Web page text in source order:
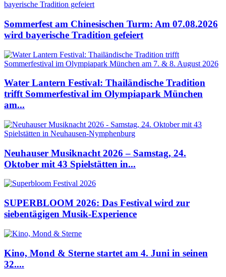
Sommerfest am Chinesischen Turm: Am 07.08.2026
wird bayerische Tradition gefeiert
Water Lantern Festival: Thailändische Tradition
trifft Sommerfestival im Olympiapark München
am...
Neuhauser Musiknacht 2026 – Samstag, 24.
Oktober mit 43 Spielstätten in...
SUPERBLOOM 2026: Das Festival wird zur
siebentägigen Musik-Experience
Kino, Mond & Sterne startet am 4. Juni in seinen
32....